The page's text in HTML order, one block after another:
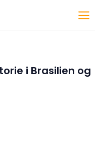
i Brasilien og